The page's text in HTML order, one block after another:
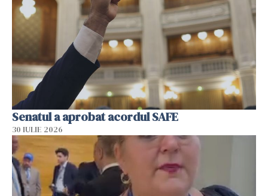
Senatul a aprobat acordul SAFE
30 IULIE 2026